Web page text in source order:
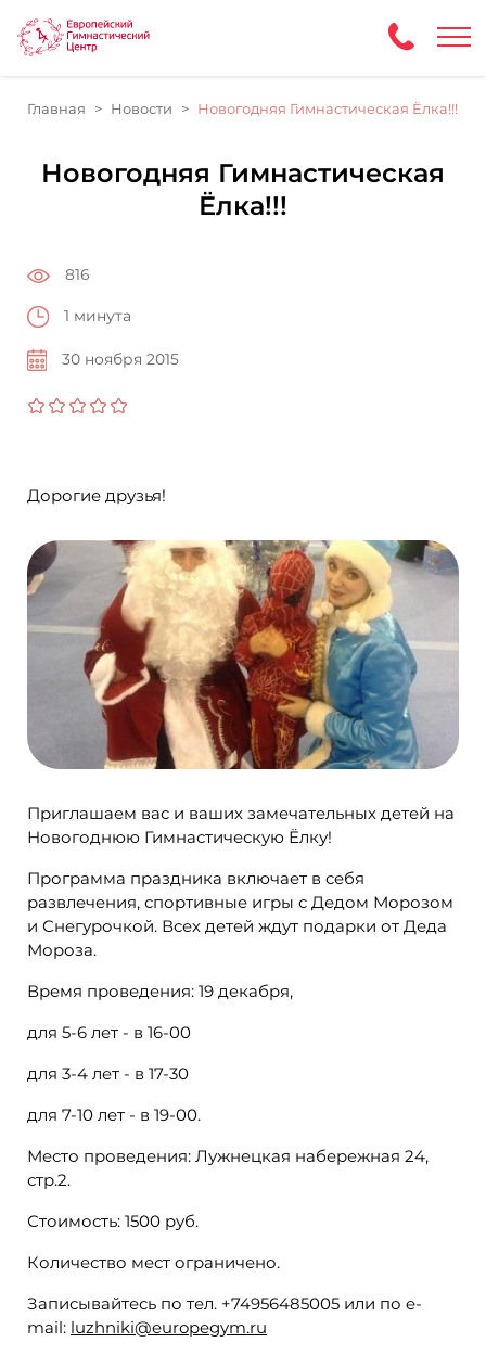
Главная Новости Новогодняя Гимнастическая Ёлка!!!
Новогодняя Гимнастическая
Ёлка!!!
816
1 минута
30 ноября 2015
Дорогие друзья!
Приглашаем вас и ваших замечательных детей на
Новогоднюю Гимнастическую Ёлку!
Программа праздника включает в себя
развлечения, спортивные игры с Дедом Морозом
и Снегурочкой. Всех детей ждут подарки от Деда
Мороза.
Время проведения: 19 декабря,
для 5-6 лет - в 16-00
для 3-4 лет - в 17-30
для 7-10 лет - в 19-00.
Место проведения: Лужнецкая набережная 24,
стр.2.
Стоимость: 1500 руб.
Количество мест ограничено.
Записывайтесь по тел. +74956485005 или по e-
mail: luzhniki@europegym.ru